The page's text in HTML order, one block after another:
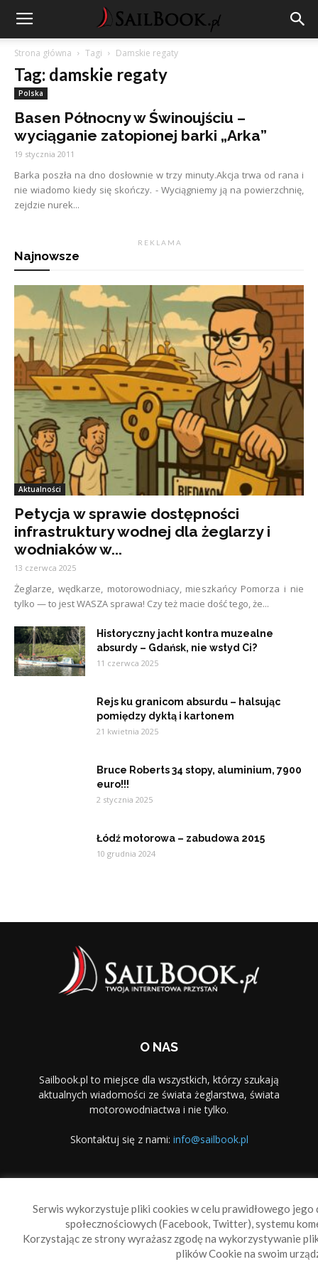
Strona główna Tagi Damskie regaty
Tag: damskie regaty
Polska
Basen Północny w Świnoujściu –
wyciąganie zatopionej barki „Arka”
19 stycznia 2011
Barka poszła na dno dosłownie w trzy minuty.Akcja trwa od rana i
nie wiadomo kiedy się skończy. - Wyciągniemy ją na powierzchnię,
zejdzie nurek...
R E K L A M A
Najnowsze
Aktualności
Petycja w sprawie dostępności
infrastruktury wodnej dla żeglarzy i
wodniaków w...
13 czerwca 2025
Żeglarze, wędkarze, motorowodniacy, mieszkańcy Pomorza i nie
tylko — to jest WASZA sprawa! Czy też macie dość tego, że...
Historyczny jacht kontra muzealne
absurdy – Gdańsk, nie wstyd Ci?
11 czerwca 2025
Rejs ku granicom absurdu – halsując
pomiędzy dyktą i kartonem
21 kwietnia 2025
Bruce Roberts 34 stopy, aluminium, 7900
euro!!!
2 stycznia 2025
Łódź motorowa – zabudowa 2015
10 grudnia 2024
O NAS
Sailbook.pl to miejsce dla wszystkich, którzy szukają
aktualnych wiadomości ze świata żeglarstwa, świata
motorowodniactwa i nie tylko.
Skontaktuj się z nami: info@sailbook.pl
Serwis wykorzystuje pliki cookies w celu prawidłowego
społecznościowych (Facebook, Twitter), systemu
Korzystając ze strony wyrażasz zgodę na wykorzystywanie
plików Cookie na swoim